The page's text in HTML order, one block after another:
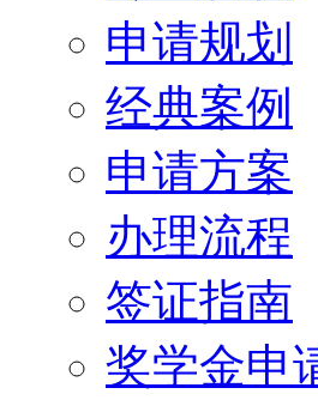
申请规划
经典案例
申请方案
办理流程
签证指南
奖学金申